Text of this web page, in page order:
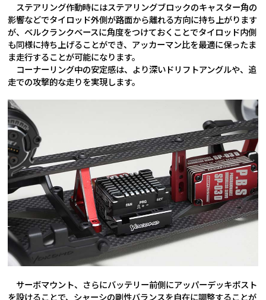
ステアリング作動時にはステアリングブロックのキャスター角の
影響などでタイロッド外側が路面から離れる方向に持ち上がります
が、ベルクランクベースに角度をつけておくことでタイロッド内側
も同様に持ち上げることができ、アッカーマン比を最適に保ったま
ま走行することが可能になります。
コーナーリング中の安定感は、より深いドリフトアングルや、追
走での攻撃的な走りを実現します。
サーボマウント、さらにバッテリー前側にアッパーデッキポスト
を設けることで、シャーシの剛性バランスを自在に調整することが